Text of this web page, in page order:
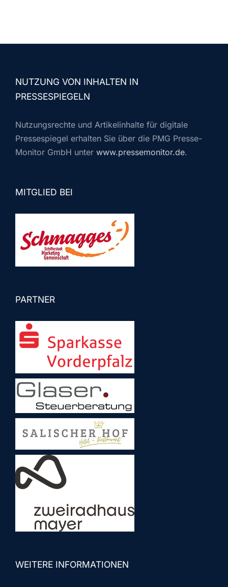
NUTZUNG VON INHALTEN IN
PRESSESPIEGELN
Nutzungsrechte und Artikelinhalte für digitale
Pressespiegel erhalten Sie über die PMG Presse-
Monitor GmbH unter www.pressemonitor.de.
MITGLIED BEI
PARTNER
WEITERE INFORMATIONEN